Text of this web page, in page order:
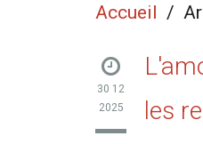
Accueil /
30 12
2025
les